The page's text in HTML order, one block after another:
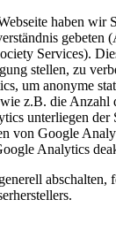
haben wir
gebeten
Services).
stellen, zu
um anonyme
z.B. die Anzahl
unterliegen der
von Google
Analytics
abschalten,